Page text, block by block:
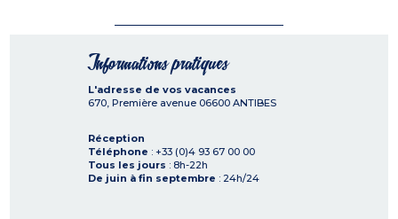
Informations pratiques
L'adresse de vos vacances
670, Première avenue 06600 ANTIBES
Réception
Téléphone : +33 (0)4 93 67 00 00
Tous les jours : 8h-22h
De juin à fin septembre : 24h/24